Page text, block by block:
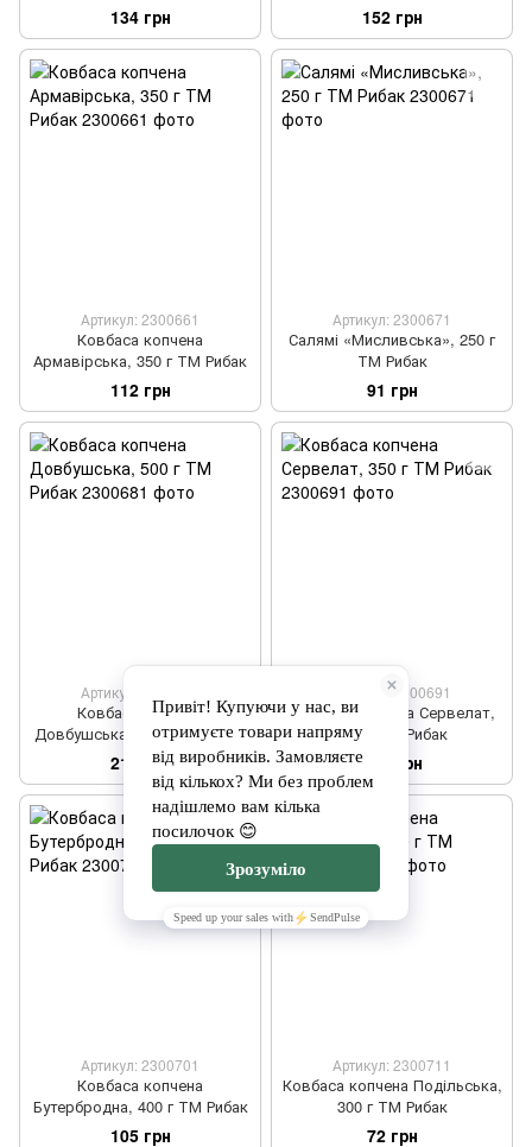
134 грн 152 грн
Артикул: 2300661
Ковбаса копчена
Армавірська, 350 г ТМ Рибак
112 грн
Артикул: 2300671
Салямі «Мисливська», 250 г
ТМ Рибак
91 грн
Артикул: 2300681
Ковбаса копчена
Довбушська, 500 г ТМ Рибак
216 грн
Артикул: 2300691
Ковбаса копчена Сервелат,
350 г ТМ Рибак
114 грн
Артикул: 2300701
Ковбаса копчена
Бутербродна, 400 г ТМ Рибак
105 грн
Артикул: 2300711
Ковбаса копчена Подільська,
300 г ТМ Рибак
72 грн